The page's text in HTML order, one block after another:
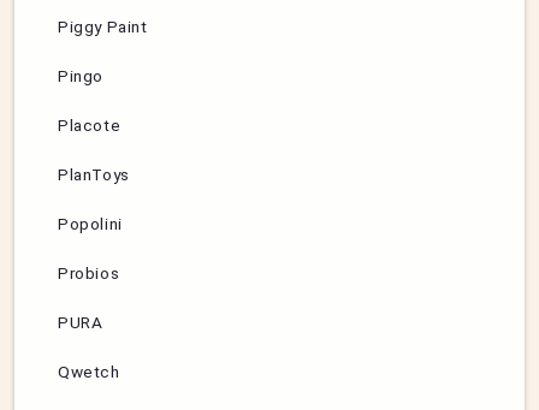
Piggy Paint
Pingo
Placote
PlanToys
Popolini
Probios
PURA
Qwetch